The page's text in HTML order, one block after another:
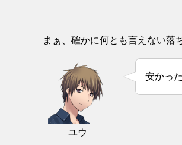
まぁ、確かに何とも言えない落
ユウ
安かっ